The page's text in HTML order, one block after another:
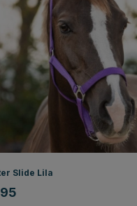
Slide Lila